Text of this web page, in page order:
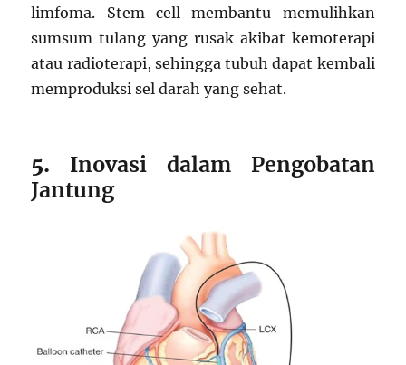
limfoma. Stem cell membantu memulihkan
sumsum tulang yang rusak akibat kemoterapi
atau radioterapi, sehingga tubuh dapat kembali
memproduksi sel darah yang sehat.
5. Inovasi dalam Pengobatan
Jantung